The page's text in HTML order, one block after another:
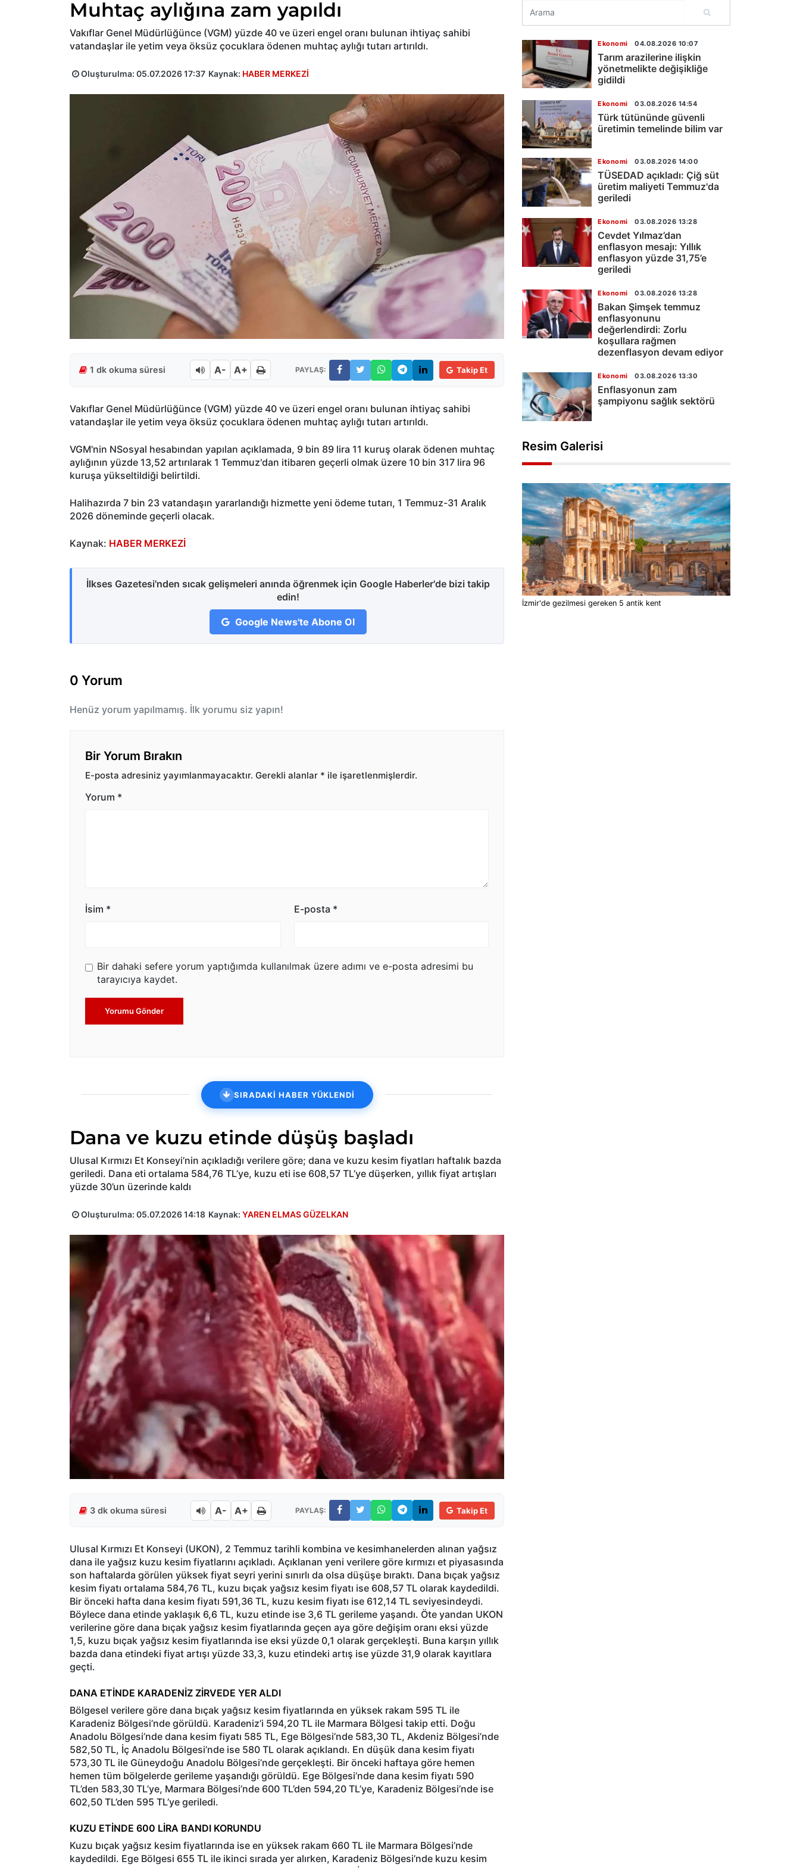
Muhtaç aylığına zam yapıldı
Vakıflar Genel Müdürlüğünce (VGM) yüzde 40 ve üzeri engel oranı bulunan ihtiyaç sahibi
vatandaşlar ile yetim veya öksüz çocuklara ödenen muhtaç aylığı tutarı artırıldı.
Oluşturulma: 05.07.2026 17:37 Kaynak: HABER MERKEZİ
1 dk okuma süresi A- A+ PAYLAŞ: Takip Et
Vakıflar Genel Müdürlüğünce (VGM) yüzde 40 ve üzeri engel oranı bulunan ihtiyaç sahibi
vatandaşlar ile yetim veya öksüz çocuklara ödenen muhtaç aylığı tutarı artırıldı.
VGM'nin NSosyal hesabından yapılan açıklamada, 9 bin 89 lira 11 kuruş olarak ödenen muhtaç
aylığının yüzde 13,52 artırılarak 1 Temmuz'dan itibaren geçerli olmak üzere 10 bin 317 lira 96
kuruşa yükseltildiği belirtildi.
Halihazırda 7 bin 23 vatandaşın yararlandığı hizmette yeni ödeme tutarı, 1 Temmuz-31 Aralık
2026 döneminde geçerli olacak.
Kaynak: HABER MERKEZİ
İlkses Gazetesi'nden sıcak gelişmeleri anında öğrenmek için Google Haberler'de bizi takip
edin!
Google News'te Abone Ol
0 Yorum
Henüz yorum yapılmamış. İlk yorumu siz yapın!
Bir Yorum Bırakın
E-posta adresiniz yayımlanmayacaktır. Gerekli alanlar * ile işaretlenmişlerdir.
Yorum *
İsim * E-posta *
Bir dahaki sefere yorum yaptığımda kullanılmak üzere adımı ve e-posta adresimi bu
tarayıcıya kaydet.
Yorumu Gönder
SIRADAKİ HABER YÜKLENDİ
Dana ve kuzu etinde düşüş başladı
Ulusal Kırmızı Et Konseyi’nin açıkladığı verilere göre; dana ve kuzu kesim fiyatları haftalık bazda
geriledi. Dana eti ortalama 584,76 TL’ye, kuzu eti ise 608,57 TL’ye düşerken, yıllık fiyat artışları
yüzde 30’un üzerinde kaldı
Oluşturulma: 05.07.2026 14:18 Kaynak: YAREN ELMAS GÜZELKAN
3 dk okuma süresi A- A+ PAYLAŞ: Takip Et
Ulusal Kırmızı Et Konseyi (UKON), 2 Temmuz tarihli kombina ve kesimhanelerden alınan yağsız
dana ile yağsız kuzu kesim fiyatlarını açıkladı. Açıklanan yeni verilere göre kırmızı et piyasasında
son haftalarda görülen yüksek fiyat seyri yerini sınırlı da olsa düşüşe bıraktı. Dana bıçak yağsız
kesim fiyatı ortalama 584,76 TL, kuzu bıçak yağsız kesim fiyatı ise 608,57 TL olarak kaydedildi.
Bir önceki hafta dana kesim fiyatı 591,36 TL, kuzu kesim fiyatı ise 612,14 TL seviyesindeydi.
Böylece dana etinde yaklaşık 6,6 TL, kuzu etinde ise 3,6 TL gerileme yaşandı. Öte yandan UKON
verilerine göre dana bıçak yağsız kesim fiyatlarında geçen aya göre değişim oranı eksi yüzde
1,5, kuzu bıçak yağsız kesim fiyatlarında ise eksi yüzde 0,1 olarak gerçekleşti. Buna karşın yıllık
bazda dana etindeki fiyat artışı yüzde 33,3, kuzu etindeki artış ise yüzde 31,9 olarak kayıtlara
geçti.
DANA ETİNDE KARADENİZ ZİRVEDE YER ALDI
Bölgesel verilere göre dana bıçak yağsız kesim fiyatlarında en yüksek rakam 595 TL ile
Karadeniz Bölgesi’nde görüldü. Karadeniz’i 594,20 TL ile Marmara Bölgesi takip etti. Doğu
Anadolu Bölgesi’nde dana kesim fiyatı 585 TL, Ege Bölgesi’nde 583,30 TL, Akdeniz Bölgesi’nde
582,50 TL, İç Anadolu Bölgesi’nde ise 580 TL olarak açıklandı. En düşük dana kesim fiyatı
573,30 TL ile Güneydoğu Anadolu Bölgesi’nde gerçekleşti. Bir önceki haftaya göre hemen
hemen tüm bölgelerde gerileme yaşandığı görüldü. Ege Bölgesi’nde dana kesim fiyatı 590
TL’den 583,30 TL’ye, Marmara Bölgesi’nde 600 TL’den 594,20 TL’ye, Karadeniz Bölgesi’nde ise
602,50 TL’den 595 TL’ye geriledi.
KUZU ETİNDE 600 LİRA BANDI KORUNDU
Kuzu bıçak yağsız kesim fiyatlarında ise en yüksek rakam 660 TL ile Marmara Bölgesi’nde
kaydedildi. Ege Bölgesi 655 TL ile ikinci sırada yer alırken, Karadeniz Bölgesi’nde kuzu kesim
Ekonomi 04.08.2026 10:07
Tarım arazilerine ilişkin
yönetmelikte değişikliğe
gidildi
Ekonomi 03.08.2026 14:54
Türk tütününde güvenli
üretimin temelinde bilim var
Ekonomi 03.08.2026 14:00
TÜSEDAD açıkladı: Çiğ süt
üretim maliyeti Temmuz'da
geriledi
Ekonomi 03.08.2026 13:28
Cevdet Yılmaz’dan
enflasyon mesajı: Yıllık
enflasyon yüzde 31,75’e
geriledi
Ekonomi 03.08.2026 13:28
Bakan Şimşek temmuz
enflasyonunu
değerlendirdi: Zorlu
koşullara rağmen
dezenflasyon devam ediyor
Ekonomi 03.08.2026 13:30
Enflasyonun zam
şampiyonu sağlık sektörü
Resim Galerisi
İzmir'de gezilmesi gereken 5 antik kent